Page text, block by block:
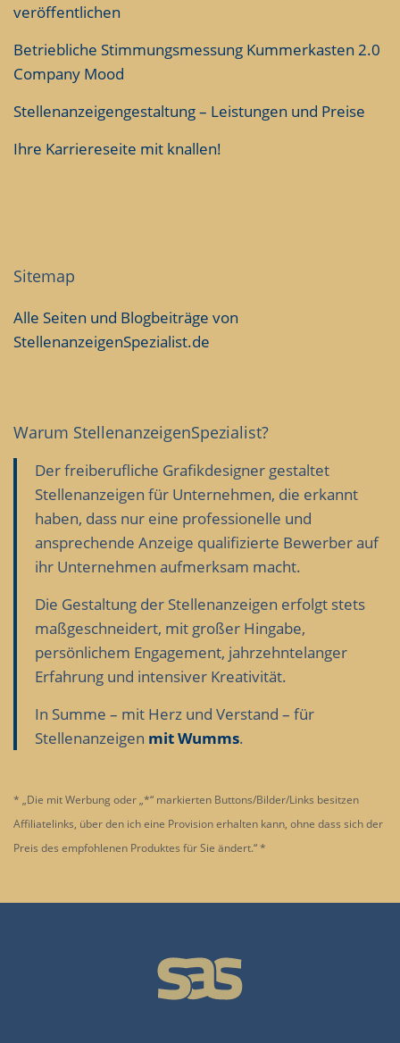
veröffentlichen
Betriebliche Stimmungsmessung Kummerkasten 2.0
Company Mood
Stellenanzeigengestaltung – Leistungen und Preise
Ihre Karriereseite mit knallen!
Sitemap
Alle Seiten und Blogbeiträge von
StellenanzeigenSpezialist.de
Warum Stellenanzeigen­Spezialist?
Der freiberufliche Grafikdesigner gestaltet
Stellenanzeigen für Unternehmen, die erkannt
haben, dass nur eine professionelle und
ansprechende Anzeige qualifizierte Bewerber auf
ihr Unternehmen aufmerksam macht.
Die Gestaltung der Stellenanzeigen erfolgt stets
maßgeschneidert, mit großer Hingabe,
persönlichem Engagement, jahrzehntelanger
Erfahrung und intensiver Kreativität.
In Summe – mit Herz und Verstand – für
Stellenanzeigen mit Wumms.
* „Die mit Werbung oder „*“ markierten Buttons/Bilder/Links besitzen
Affiliatelinks, über den ich eine Provision erhalten kann, ohne dass sich der
Preis des empfohlenen Produktes für Sie ändert.“ *